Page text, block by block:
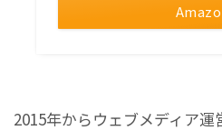
2015年からウェブメディア